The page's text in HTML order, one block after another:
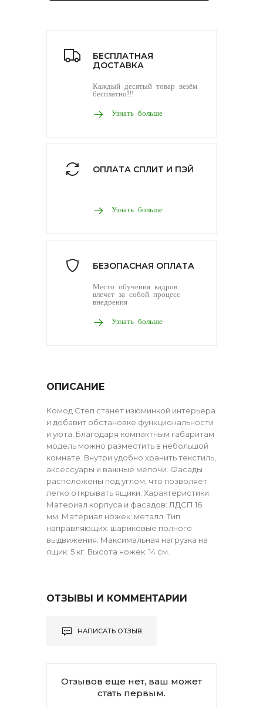
БЕСПЛАТНАЯ
ДОСТАВКА
Каждый десятый товар везём
бесплатно!!!
Узнать больше
ОПЛАТА СПЛИТ И ПЭЙ
Узнать больше
БЕЗОПАСНАЯ ОПЛАТА
Место обучения кадров
влечет за собой процесс
внедрения
Узнать больше
ОПИСАНИЕ
Комод Степ станет изюминкой интерьера
и добавит обстановке функциональности
и уюта. Благодаря компактным габаритам
модель можно разместить в небольшой
комнате. Внутри удобно хранить текстиль,
аксессуары и важные мелочи. Фасады
расположены под углом, что позволяет
легко открывать ящики. Характеристики:
Материал корпуса и фасадов: ЛДСП 16
мм. Материал ножек: металл. Тип
направляющих: шариковые полного
выдвижения. Максимальная нагрузка на
ящик: 5 кг. Высота ножек: 14 см.
ОТЗЫВЫ И КОММЕНТАРИИ
НАПИСАТЬ ОТЗЫВ
Отзывов еще нет, ваш может
стать первым.